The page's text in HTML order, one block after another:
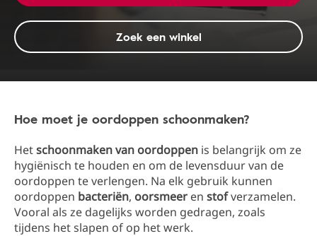
Zoek een winkel
Hoe moet je oordoppen schoonmaken?
Hetschoonmaken van oordoppen is belangrijk om ze
hygiënisch te houden en om de levensduur van de
oordoppen te verlengen. Na elk gebruik kunnen
oordoppen bacteriën, oorsmeer en stofverzamelen.
Vooral als ze dagelijks worden gedragen, zoals
tijdens het slapen of op het werk.